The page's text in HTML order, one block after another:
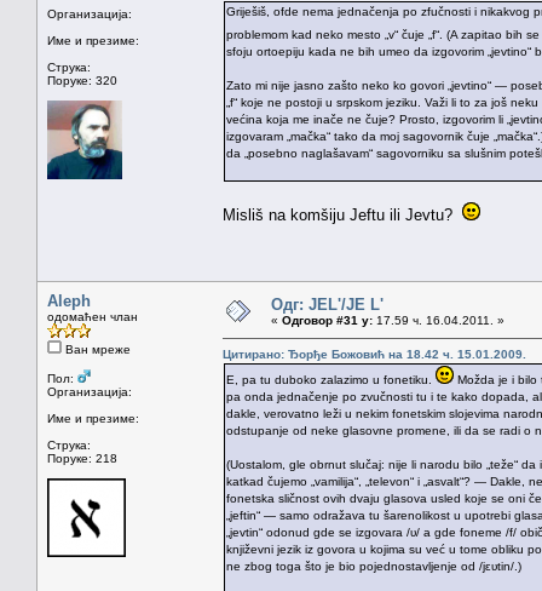
Организација:
Име и презиме:
Струка:
Поруке: 320
Griješiš, ofde nema jednačenja po zfučnosti i nikakvog
problemom kad neko mesto „v“ čuje „f“. (A zapitao bih
sfoju ortoepiju kada ne bih umeo da izgovorim „jevtino“
Zato mi nije jasno zašto neko ko govori „jevtino“ —
„f“ koje ne postoji u srpskom jeziku. Važi li to za još
većina koja me inače ne čuje? Prosto, izgovorim li
izgovaram „mačka“ tako da moj sagovornik čuje
da „posebno naglašavam“ sagovorniku sa slušnim
Misliš na komšiju Jeftu ili Jevtu?
Aleph
одомаћен члан
Ван мреже
Пол:
Организација:
Име и презиме:
Струка:
Поруке: 218
Одг: JEL'/JE L'
« Одговор #31 у: 17.59 ч. 16.04.2011. »
Цитирано: Ђорђе Божовић на 18.42 ч. 15.01.2009.
E, pa tu duboko zalazimo u fonetiku.
Možda je i bilo
pa onda jednačenje po zvučnosti tu i te kako dopada,
dakle, verovatno leži u nekim fonetskim slojevima
odstupanje od neke glasovne promene, ili da se radi o
(Uostalom, gle obrnut slučaj: nije li narodu bilo „teže“ da
katkad čujemo „vamilija“, „televon“ i „asvalt“? — Dakle,
fonetska sličnost ovih dvaju glasova usled koje se oni
„jeftin“ — samo odražava tu šarenolikost u upotrebi
„jevtin“ odonud gde se izgovara /ʋ/ a gde foneme /f/
književni jezik iz govora u kojima su već u tome obliku
ne zbog toga što je bio pojednostavljenje od /jɛʋtin/.)